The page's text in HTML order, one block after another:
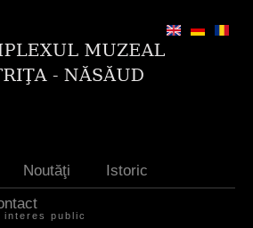
Noutăţi
Istoric
interes public